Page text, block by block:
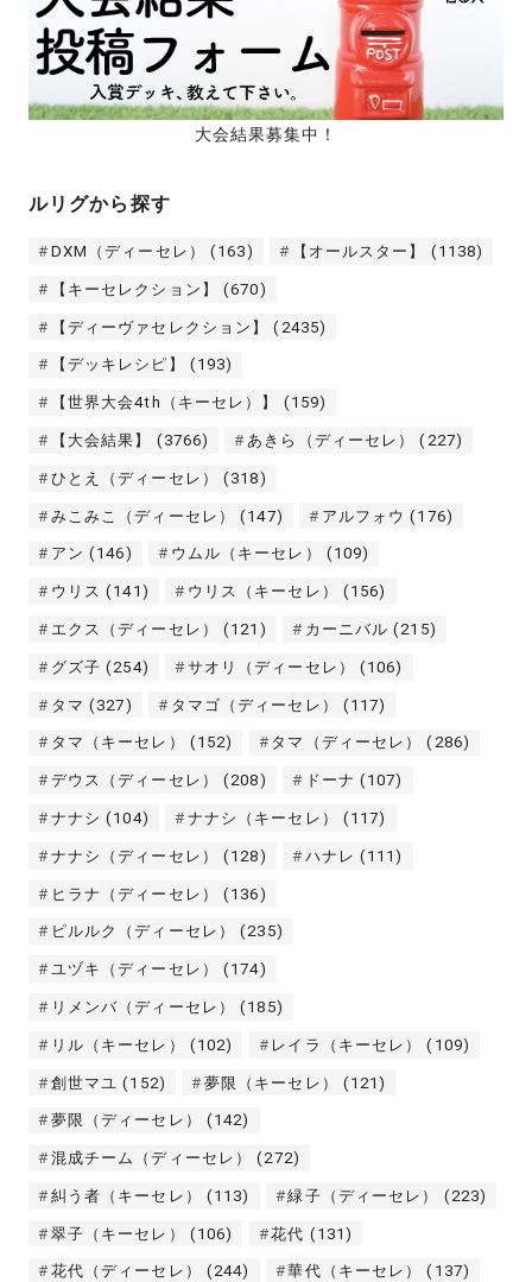
大会結果募集中！
ルリグから探す
DXM（ディーセレ） (163) 【オールスター】 (1138)
【キーセレクション】 (670)
【ディーヴァセレクション】 (2435)
【デッキレシピ】 (193)
【世界大会4th（キーセレ）】 (159)
【大会結果】 (3766) あきら（ディーセレ） (227)
ひとえ（ディーセレ） (318)
みこみこ（ディーセレ） (147) アルフォウ (176)
アン (146) ウムル（キーセレ） (109)
ウリス (141) ウリス（キーセレ） (156)
エクス（ディーセレ） (121) カーニバル (215)
グズ子 (254) サオリ（ディーセレ） (106)
タマ (327) タマゴ（ディーセレ） (117)
タマ（キーセレ） (152) タマ（ディーセレ） (286)
デウス（ディーセレ） (208) ドーナ (107)
ナナシ (104) ナナシ（キーセレ） (117)
ナナシ（ディーセレ） (128) ハナレ (111)
ヒラナ（ディーセレ） (136)
ピルルク（ディーセレ） (235)
ユヅキ（ディーセレ） (174)
リメンバ（ディーセレ） (185)
リル（キーセレ） (102) レイラ（キーセレ） (109)
創世マユ (152) 夢限（キーセレ） (121)
夢限（ディーセレ） (142)
混成チーム（ディーセレ） (272)
糾う者（キーセレ） (113) 緑子（ディーセレ） (223)
翠子（キーセレ） (106) 花代 (131)
花代（ディーセレ） (244) 華代（キーセレ） (137)